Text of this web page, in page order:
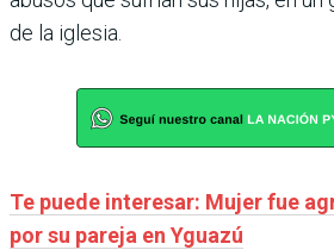
de la iglesia.
Te puede interesar: Mujer fue
por su pareja en Yguazú